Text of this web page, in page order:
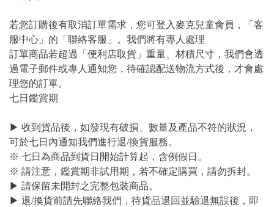
若您訂購後有取消訂單需求，您可登入麥克兒童會員，「客
服中心」的「聯絡客服」。我們將有專人處理
訂單商品若超過「便利店取貨」重量、材積尺寸，我們會透
過電子郵件或專人通知您，待確認配送物流方式後，才會處
理您的訂單。
七日鑑賞期
▶ 收到貨品後，如發現有破損、數量及產品不符的狀況，
可於七日內通知我們進行退/換貨服務。
※ 七日為商品到貨日開始計算起，含例假日。
※ 請注意，鑑賞期非試用期，若不確定購買，請勿拆封。
▶ 請保留未開封之完整包裝商品。
▶ 退/換貨前請先聯絡我們，待貨品退回並驗退無誤後，即